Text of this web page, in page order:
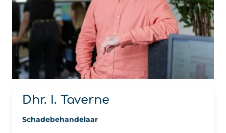
Dhr. I. Taverne
Schadebehandelaar